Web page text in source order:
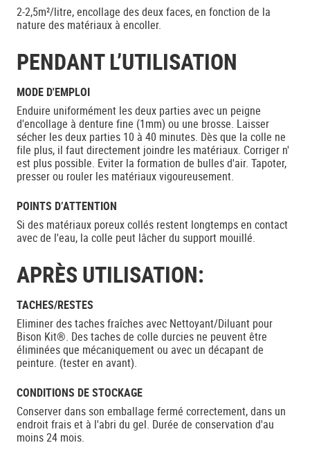
2-2,5m²/litre, encollage des deux faces, en fonction de la
nature des matériaux à encoller.
PENDANT L’UTILISATION
MODE D'EMPLOI
Enduire uniformément les deux parties avec un peigne
d'encollage à denture fine (1mm) ou une brosse. Laisser
sécher les deux parties 10 à 40 minutes. Dès que la colle ne
file plus, il faut directement joindre les matériaux. Corriger n'
est plus possible. Eviter la formation de bulles d'air. Tapoter,
presser ou rouler les matériaux vigoureusement.
POINTS D’ATTENTION
Si des matériaux poreux collés restent longtemps en contact
avec de l'eau, la colle peut lâcher du support mouillé.
APRÈS UTILISATION:
TACHES/RESTES
Eliminer des taches fraîches avec Nettoyant/Diluant pour
Bison Kit®. Des taches de colle durcies ne peuvent être
éliminées que mécaniquement ou avec un décapant de
peinture. (tester en avant).
CONDITIONS DE STOCKAGE
Conserver dans son emballage fermé correctement, dans un
endroit frais et à l'abri du gel. Durée de conservation d'au
moins 24 mois.